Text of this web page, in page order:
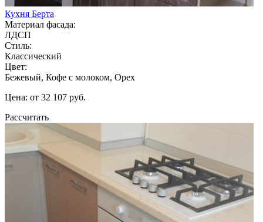
Кухня Берта
Материал фасада:
ЛДСП
Стиль:
Классический
Цвет:
Бежевый, Кофе с молоком, Орех
Цена: от 32 107 руб.
Рассчитать